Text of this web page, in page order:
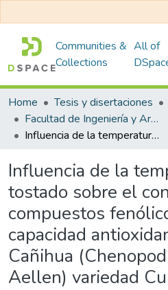
Communities &
Collections
All of
Home Tesis y disertaciones
Facultad de Ingeniería y Arquitectura
Influencia de la temperatura de tostado sobre el contenido de compuestos fenólicos totales y la capacidad antioxidante de la Cañihua (Chenopodium pallidicaule Aellen) variedad Cupi
Influencia de la
tostado sobre el
compuestos
capacidad
Cañihua
Aellen) variedad